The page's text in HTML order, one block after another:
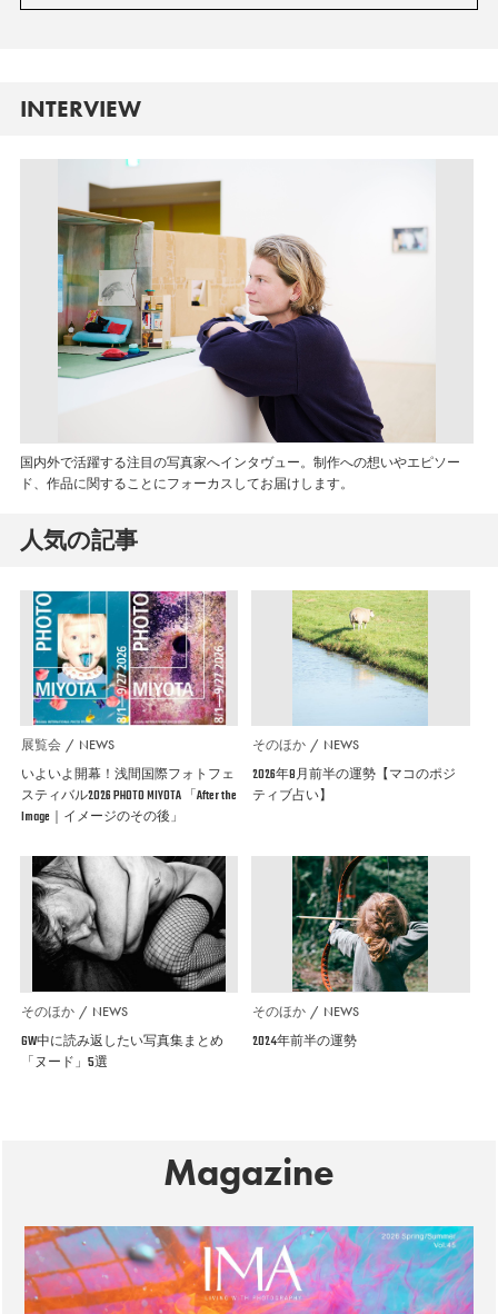
INTERVIEW
国内外で活躍する注目の写真家へインタヴュー。制作への想いやエピソー
ド、作品に関することにフォーカスしてお届けします。
人気の記事
展覧会 NEWS
いよいよ開幕！浅間国際フォトフェ
スティバル2026 PHOTO MIYOTA 「After the
Image｜イメージのその後」
そのほか NEWS
2026年8月前半の運勢【マコのポジ
ティブ占い】
そのほか NEWS
GW中に読み返したい写真集まとめ
「ヌード」5選
そのほか NEWS
2024年前半の運勢
Magazine